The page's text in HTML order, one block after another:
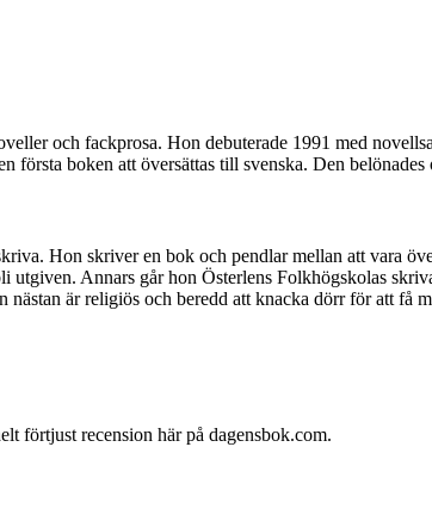
och fackprosa. Hon debuterade 1991 med
första boken att översättas till svenska. Den
Hon skriver en bok och pendlar mellan att vara
Annars går hon Österlens Folkhögskolas
är religiös och beredd att knacka dörr för att
förtjust recension här på dagensbok.com.